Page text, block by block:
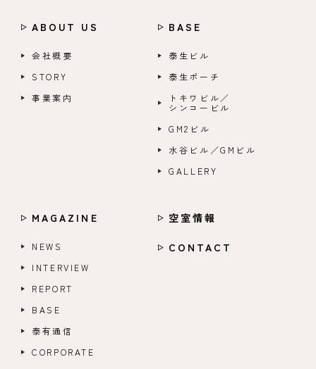
ABOUT US
会社概要
STORY
事業案内
BASE
泰生ビル
泰生ポーチ
トキワビル／
シンコービル
GM2ビル
水谷ビル／GMビル
GALLERY
MAGAZINE
NEWS
INTERVIEW
REPORT
BASE
泰有通信
CORPORATE
空室情報
CONTACT